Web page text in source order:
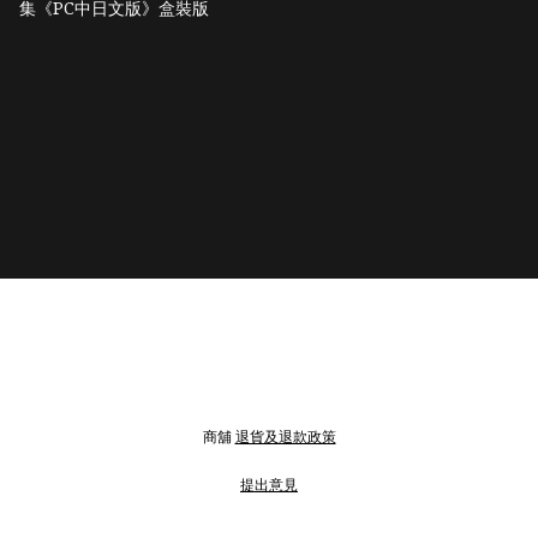
集《PC中日文版》盒裝版
商舖退貨及退款政策
提出意見